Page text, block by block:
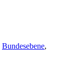
Bundesebene,